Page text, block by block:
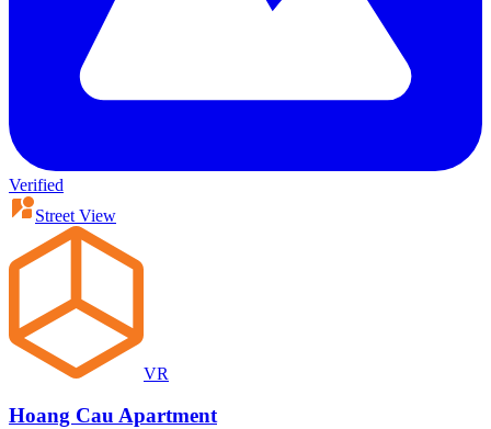
Verified
Street View
VR
Hoang Cau Apartment